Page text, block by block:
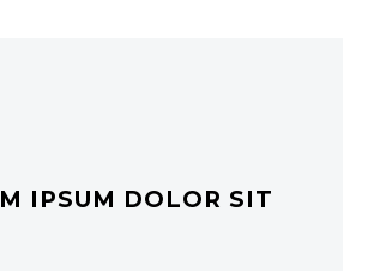
IPSUM DOLOR SIT